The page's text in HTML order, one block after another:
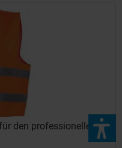
den professionellen...